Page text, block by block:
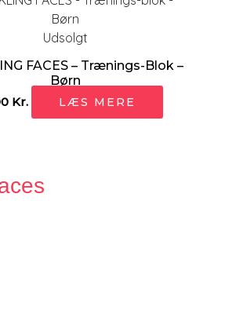
Udsolgt
FACES – Trænings-Blok –
Børn
Kr. LÆS MERE